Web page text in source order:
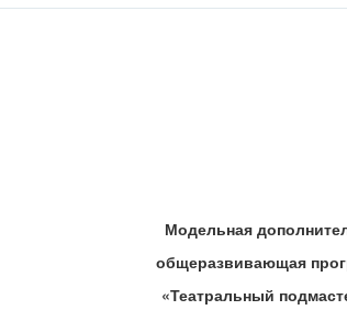
Модельная
общеразвивающая
«Театральный